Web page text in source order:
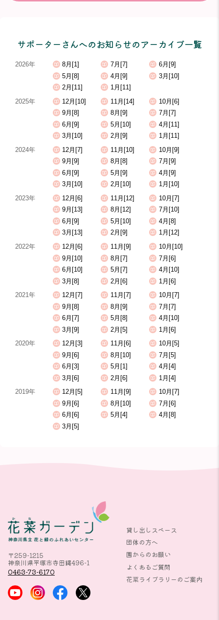
サポーターさんへのお知らせのアーカイブ一覧
2026年 8月[1] 7月[7]
6月[9]
5月[8]
4月[9]
3月[10]
2月[11]
1月[11]
2025年
12月[10] 11月[14]
10月[6]
9月[8]
8月[9]
7月[7]
6月[9]
5月[10]
4月[11]
3月[10]
2月[9]
1月[11]
2024年
12月[7] 11月[10]
10月[9]
9月[9]
8月[8]
7月[9]
6月[9]
5月[9]
4月[9]
3月[10]
2月[10]
1月[10]
2023年
12月[6] 11月[12]
10月[7]
9月[13]
8月[12]
7月[10]
6月[9]
5月[10]
4月[8]
3月[13]
2月[9]
1月[12]
2022年
12月[6] 11月[9]
10月[10]
9月[10]
8月[7]
7月[6]
6月[10]
5月[7]
4月[10]
3月[8]
2月[6]
1月[6]
2021年
12月[7] 11月[7]
10月[7]
9月[8]
8月[9]
7月[7]
6月[7]
5月[8]
4月[10]
3月[9]
2月[5]
1月[6]
2020年
12月[3] 11月[6]
10月[5]
9月[6]
8月[10]
7月[5]
6月[3]
5月[1]
4月[4]
3月[6]
2月[6]
1月[4]
2019年
12月[5] 11月[9]
10月[7]
9月[6]
8月[10]
7月[6]
6月[6]
5月[4]
4月[8]
3月[5]
〒259-1215
神奈川県平塚市寺田縄496-1
0463-73-6170
貸し出しスペース
団体の方へ
園からのお願い
よくあるご質問
花菜ライブラリーのご案内